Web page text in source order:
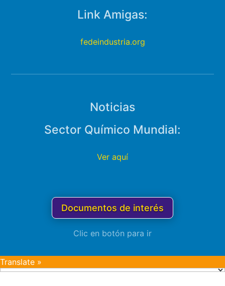
Link Amigas:
fedeindustria.org
Noticias
Sector Químico Mundial:
Ver aquí
Documentos de interés
Clic en botón para ir
Translate »